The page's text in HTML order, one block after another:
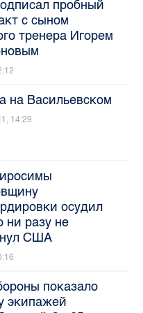
пробный
с сыном
тренера Игорем
на Васильевском
14:29
осудил
ни разу не
США
показало
экипажей